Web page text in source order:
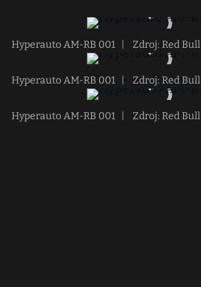
Hyperauto AM-RB 001 Zdroj: Red Bull
Hyperauto AM-RB 001 Zdroj: Red Bull
Hyperauto AM-RB 001 Zdroj: Red Bull